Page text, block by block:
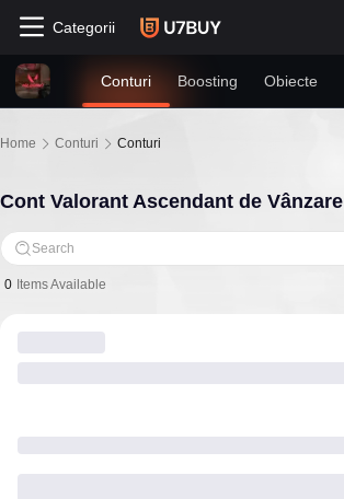
Categorii
Conturi Boosting Obiecte
Home Conturi Conturi
Cont Valorant Ascendant de Vânzare
Search
0 Items Available